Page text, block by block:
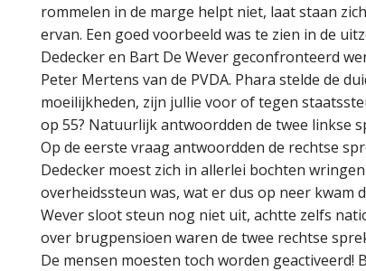
rommelen in de marge helpt niet, laat staan
ervan. Een goed voorbeeld was te zien in de
Dedecker en Bart De Wever geconfronteerd
Peter Mertens van de PVDA. Phara stelde de
moeilijkheden, zijn jullie voor of tegen
op 55? Natuurlijk antwoordden de twee linkse
Op de eerste vraag antwoordden de rechtse
Dedecker moest zich in allerlei bochten
overheidssteun was, wat er dus op neer kwam
Wever sloot steun nog niet uit, achtte zelfs
over brugpensioen waren de twee rechtse
De mensen moesten toch worden geactiveerd!